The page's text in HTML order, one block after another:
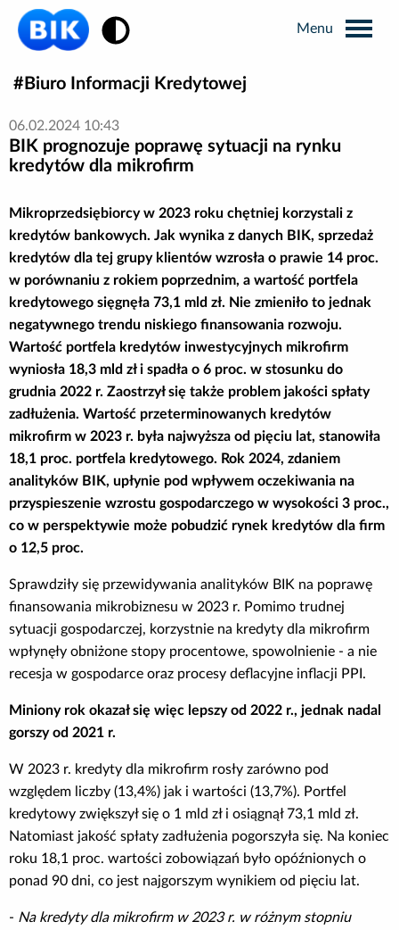
Wyszukiwarka
Informacje prasowe
Analizy rynkowe
Publikacje BIK
Business Intelligence
Kontakt dla mediów
Poradnik BIK
Kontakt
Logowanie
Załóż konto
Biuro Informacji Kredytowej
06.02.2024 10:43
BIK prognozuje poprawę sytuacji na rynku
kredytów dla mikrofirm
Mikroprzedsiębiorcy w 2023 roku chętniej korzystali z
kredytów bankowych. Jak wynika z danych BIK, sprzedaż
kredytów dla tej grupy klientów wzrosła o prawie 14 proc.
w porównaniu z rokiem poprzednim, a wartość portfela
kredytowego sięgnęła 73,1 mld zł. Nie zmieniło to jednak
negatywnego trendu niskiego finansowania rozwoju.
Wartość portfela kredytów inwestycyjnych mikrofirm
wyniosła 18,3 mld zł i spadła o 6 proc. w stosunku do
grudnia 2022 r. Zaostrzył się także problem jakości spłaty
zadłużenia. Wartość przeterminowanych kredytów
mikrofirm w 2023 r. była najwyższa od pięciu lat, stanowiła
18,1 proc. portfela kredytowego. Rok 2024, zdaniem
analityków BIK, upłynie pod wpływem oczekiwania na
przyspieszenie wzrostu gospodarczego w wysokości 3 proc.,
co w perspektywie może pobudzić rynek kredytów dla firm
o 12,5 proc.
Sprawdziły się przewidywania analityków BIK na poprawę
finansowania mikrobiznesu w 2023 r. Pomimo trudnej
sytuacji gospodarczej, korzystnie na kredyty dla mikrofirm
wpłynęły obniżone stopy procentowe, spowolnienie - a nie
recesja w gospodarce oraz procesy deflacyjne inflacji PPI.
Miniony rok okazał się więc lepszy od 2022 r., jednak nadal
gorszy od 2021 r.
W 2023 r. kredyty dla mikrofirm rosły zarówno pod
względem liczby (13,4%) jak i wartości (13,7%). Portfel
kredytowy zwiększył się o 1 mld zł i osiągnął 73,1 mld zł.
Natomiast jakość spłaty zadłużenia pogorszyła się. Na koniec
roku 18,1 proc. wartości zobowiązań było opóźnionych o
ponad 90 dni, co jest najgorszym wynikiem od pięciu lat.
- Na kredyty dla mikrofirm w 2023 r. w różnym stopniu